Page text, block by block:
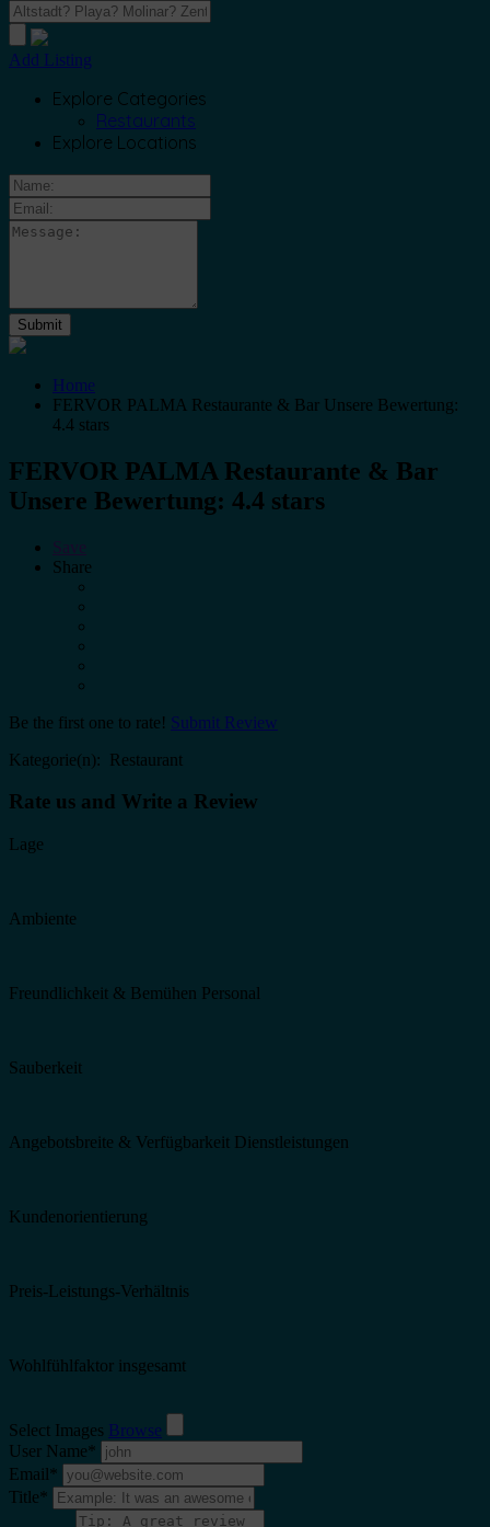
Add Listing
Explore Categories
Restaurants
Explore Locations
Home
FERVOR PALMA Restaurante & Bar Unsere Bewertung:
4.4 stars
FERVOR PALMA Restaurante & Bar
Unsere Bewertung: 4.4 stars
Share
Be the first one to rate! Submit Review
Kategorie(n): Restaurant
Rate us and Write a Review
Lage
Ambiente
Freundlichkeit & Bemühen Personal
Sauberkeit
Angebotsbreite & Verfügbarkeit Dienstleistungen
Kundenorientierung
Preis-Leistungs-Verhältnis
Wohlfühlfaktor insgesamt
Select Images Browse
User Name*
Email*
Title*